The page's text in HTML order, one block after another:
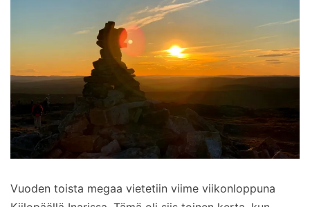
Vuoden toista megaa vietetiin viime viikonloppuna